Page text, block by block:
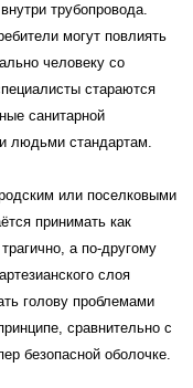
трубопровода.
могут повлиять
человеку со
стараются
санитарной
людьми стандартам.
или поселковыми
принимать как
а по-другому
слоя
голову проблемами
сравнительно с
безопасной оболочке.